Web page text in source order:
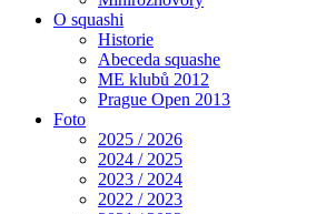
O squashi
Historie
Abeceda squashe
ME klubů 2012
Prague Open 2013
Foto
2025 / 2026
2024 / 2025
2023 / 2024
2022 / 2023